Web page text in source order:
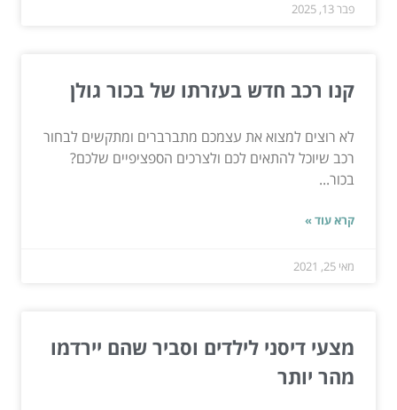
פבר 13, 2025
קנו רכב חדש בעזרתו של בכור גולן
לא רוצים למצוא את עצמכם מתברברים ומתקשים לבחור
רכב שיוכל להתאים לכם ולצרכים הספציפיים שלכם?
בכור...
קרא עוד »
מאי 25, 2021
מצעי דיסני לילדים וסביר שהם יירדמו
מהר יותר